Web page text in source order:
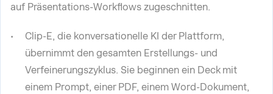
auf Präsentations-Workflows zugeschnitten.
Clip-E, die konversationelle KI der Plattform,
übernimmt den gesamten Erstellungs- und
Verfeinerungszyklus. Sie beginnen ein Deck mit
einem Prompt, einer PDF, einem Word-Dokument,